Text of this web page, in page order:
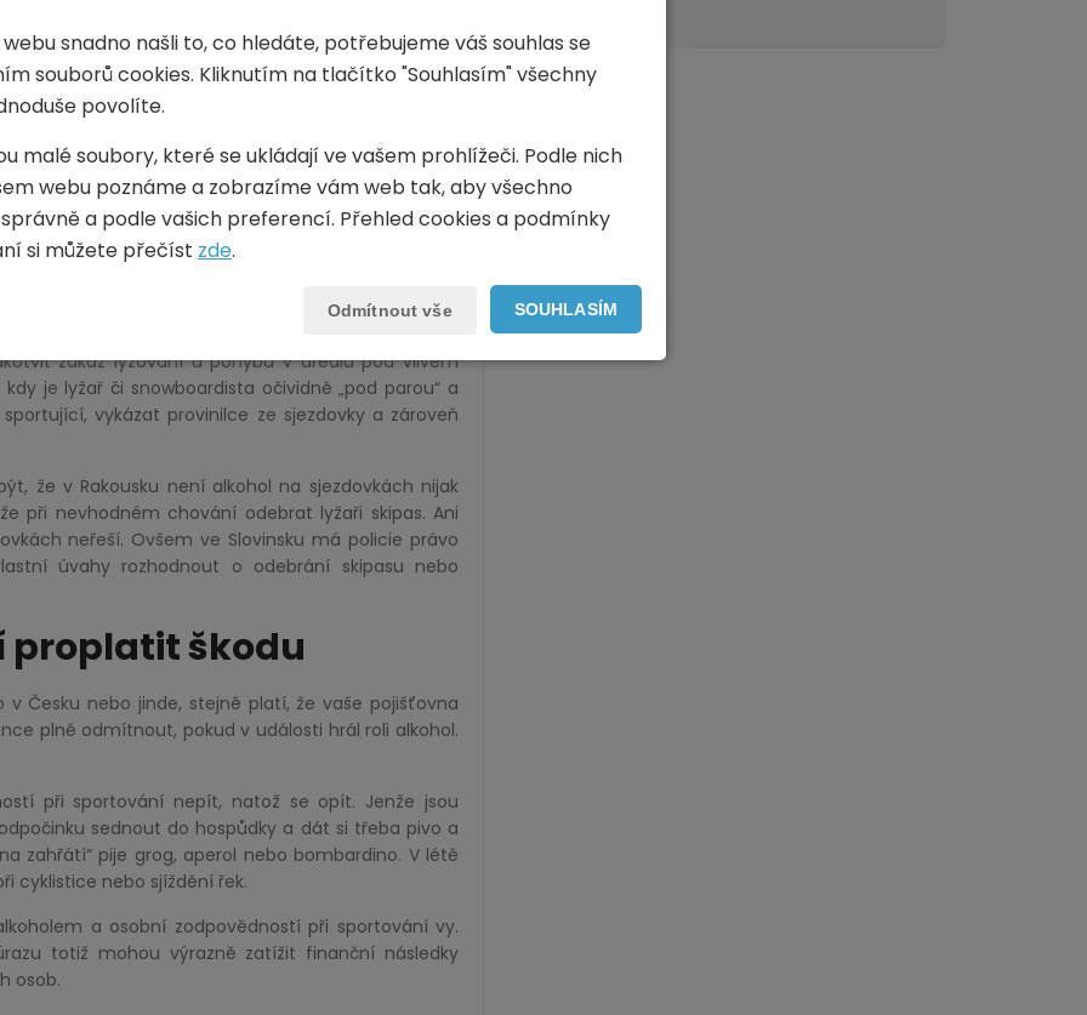
s ohledem na alkohol posuzuje jinak. Pokud se
zemí, nejpřísnější jsou v Itálii a Francii.
požití vyššího množství alkoholu pak může jít až o
pokuta ve výši od 250 do 1000 eur, nad 0,8 promile
cizí osobě dokonce stanout před soudem.
máte při sportování v krvi alkohol a způsobíte
Dokonce vám hrozí až rok vězení nebo pokuta 15
ale každý provozovatel areálu může do svých
zákaz lyžování a pohybu v areálu pod vlivem
je lyžař či snowboardista očividně „pod parou“ a
vykázat provinilce ze sjezdovky a zároveň
že v Rakousku není alkohol na sjezdovkách nijak
při nevhodném chování odebrat lyžaři skipas. Ani
neřeší. Ovšem ve Slovinsku má policie právo
úvahy rozhodnout o odebrání skipasu nebo
proplatit škodu
Česku nebo jinde, stejně platí, že vaše pojišťovna
plně odmítnout, pokud v události hrál roli alkohol.
při sportování nepít, natož se opít. Jenže jsou
sednout do hospůdky a dát si třeba pivo a
zahřátí“ pije grog, aperol nebo bombardino. V létě
cyklistice nebo sjíždění řek.
a osobní zodpovědností při sportování vy.
totiž mohou výrazně zatížit finanční následky
osob.
snadno našli to, co hledáte, potřebujeme váš souhlas se
souborů cookies. Kliknutím na tlačítko "Souhlasím" všechny
povolíte.
malé soubory, které se ukládají ve vašem prohlížeči. Podle nich
webu poznáme a zobrazíme vám web tak, aby všechno
a podle vašich preferencí. Přehled cookies a podmínky
si můžete přečíst zde.
SOUHLASÍM
Odmítnout vše